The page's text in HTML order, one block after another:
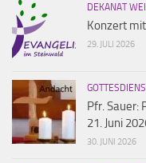
DEKANAT
Konzert
29. JULI 2026
Pfr. Sauer:
21. Juni
30. JUNI 2026